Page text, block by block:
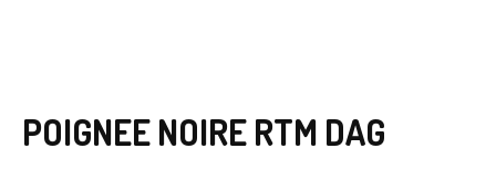
POIGNEE NOIRE RTM DAG